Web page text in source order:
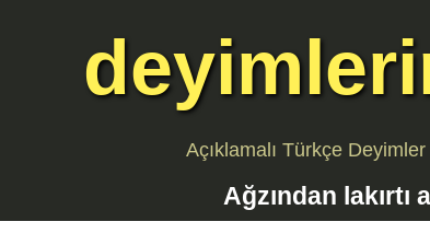
Açıklamalı Türkçe
Ağzından lakırtı